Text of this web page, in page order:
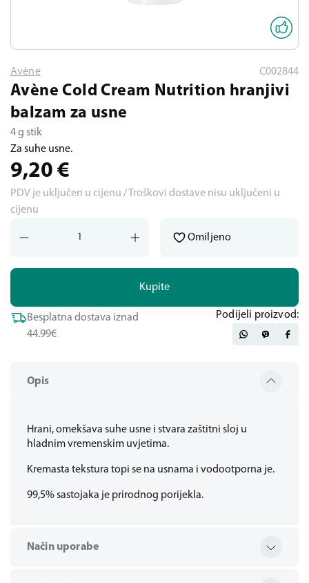
Opis
Hrani, omekšava suhe usne i stvara zaštitni sloj u
hladnim vremenskim uvjetima.
Kremasta tekstura topi se na usnama i vodootporna je.
99,5% sastojaka je prirodnog porijekla.
Način uporabe
Avène C002844
Avène Cold Cream Nutrition hranjivi
balzam za usne
4 g stik
Za suhe usne.
9,20 €
PDV je uključen u cijenu / Troškovi dostave nisu uključeni u
cijenu
Kupite
Omiljeno
Besplatna dostava iznad
44.99€
Podijeli proizvod: